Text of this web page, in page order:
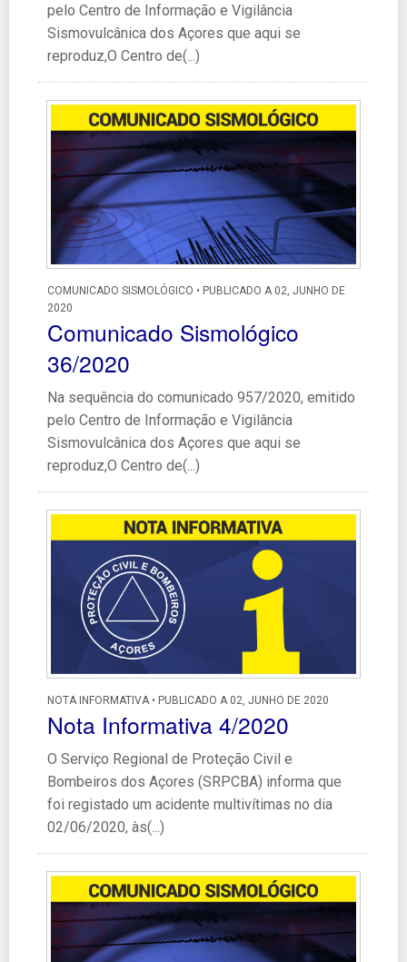
pelo Centro de Informação e Vigilância
Sismovulcânica dos Açores que aqui se
reproduz,O Centro de(...)
COMUNICADO SISMOLÓGICO • PUBLICADO A 02, JUNHO DE
2020
Comunicado Sismológico
36/2020
Na sequência do comunicado 957/2020, emitido
pelo Centro de Informação e Vigilância
Sismovulcânica dos Açores que aqui se
reproduz,O Centro de(...)
NOTA INFORMATIVA • PUBLICADO A 02, JUNHO DE 2020
Nota Informativa 4/2020
O Serviço Regional de Proteção Civil e
Bombeiros dos Açores (SRPCBA) informa que
foi registado um acidente multivítimas no dia
02/06/2020, às(...)